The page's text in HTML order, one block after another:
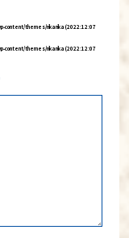
content/themes/rikarika (2022:12:07
content/themes/rikarika (2022:12:07